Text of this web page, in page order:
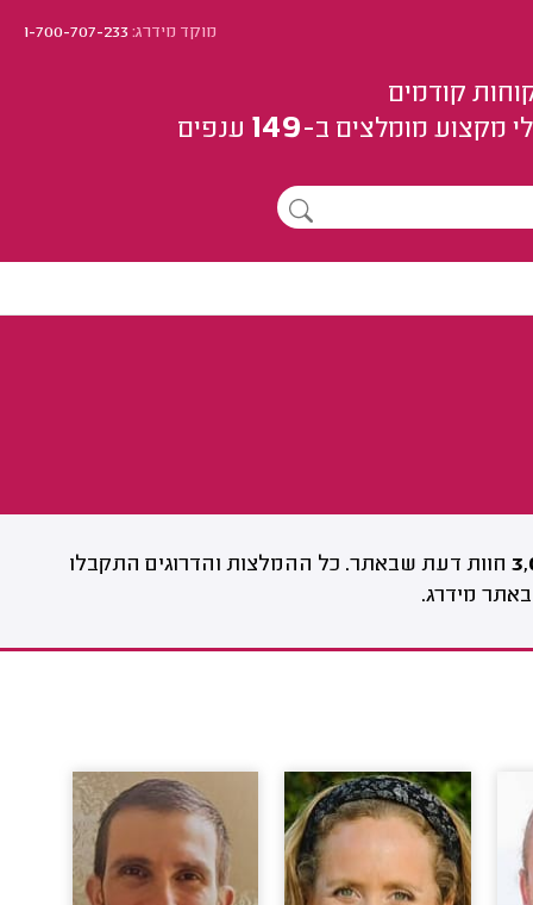
מוקד מידרג:1-700-707-233
קודמים
מקצוע מומלצים ב-149 ענפים
חוות דעת שבאתר. כל ההמלצות והדרוגים התקבלו
מידרג.